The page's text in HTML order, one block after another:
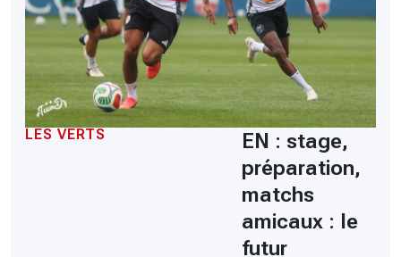
LES VERTS
EN : stage,
préparation,
matchs
amicaux : le
futur